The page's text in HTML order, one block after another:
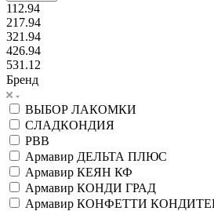
112.94
217.94
321.94
426.94
531.12
Бренд
ВЫБОР ЛАКОМКИ
СЛАДКОНДИЯ
РВВ
Армавир ДЕЛЬТА ПЛЮС
Армавир КЕЯН КФ
Армавир КОНДИ ГРАД
Армавир КОНФЕТТИ